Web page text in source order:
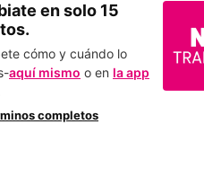
en solo 15
cómo y cuándo lo
aquí mismo o en la app
completos